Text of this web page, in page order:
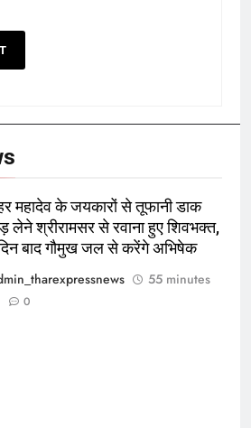
महादेव के जयकारों से तूफानी डाक
लेने श्रीरामसर से रवाना हुए शिवभक्त,
बाद गौमुख जल से करेंगे अभिषेक
55 minutes
0